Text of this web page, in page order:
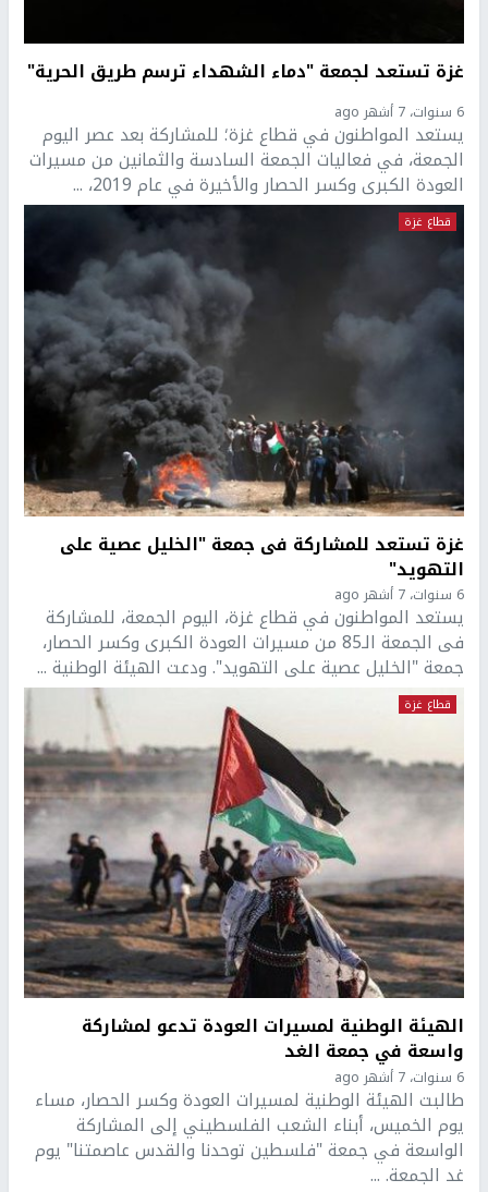
غزة تستعد لجمعة "دماء الشهداء ترسم طريق الحرية"
6 سنوات، 7 أشهر ago
يستعد المواطنون في قطاع غزة؛ للمشاركة بعد عصر اليوم
الجمعة، في فعاليات الجمعة السادسة والثمانين من مسيرات
العودة الكبرى وكسر الحصار والأخيرة في عام 2019، ...
قطاع غزة
غزة تستعد للمشاركة فى جمعة "الخليل عصية على
التهويد"
6 سنوات، 7 أشهر ago
يستعد المواطنون في قطاع غزة، اليوم الجمعة، للمشاركة
فى الجمعة الـ85 من مسيرات العودة الكبرى وكسر الحصار،
جمعة "الخليل عصية على التهويد". ودعت الهيئة الوطنية ...
قطاع غزة
الهيئة الوطنية لمسيرات العودة تدعو لمشاركة
واسعة في جمعة الغد
6 سنوات، 7 أشهر ago
طالبت الهيئة الوطنية لمسيرات العودة وكسر الحصار، مساء
يوم الخميس، أبناء الشعب الفلسطيني إلى المشاركة
الواسعة في جمعة "فلسطين توحدنا والقدس عاصمتنا" يوم
غد الجمعة. ...